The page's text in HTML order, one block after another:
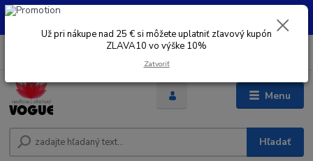
UŽ PRI NÁKUPE OD 30 € SI MOŽETE UPLATNIŤ ZĽAVOVÝ KUPÓN -
Menu
EUR
Hľadať
Už pri nákupe nad 25 € si môžete uplatniť zľavový kupón
ZLAVA10 vo výške 10%
Zatvoriť